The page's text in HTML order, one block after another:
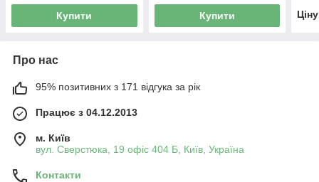
Купити Купити
Про нас
95% позитивних з 171 відгука за рік
Працює з 04.12.2013
м. Київ
вул. Сверстюка, 19 офіс 404 Б, Київ, Україна
Контакти